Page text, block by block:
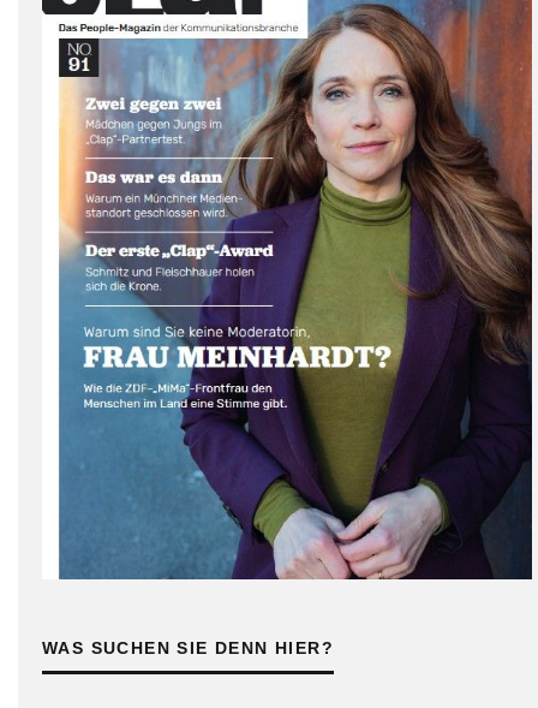
WAS SUCHEN SIE DENN HIER?